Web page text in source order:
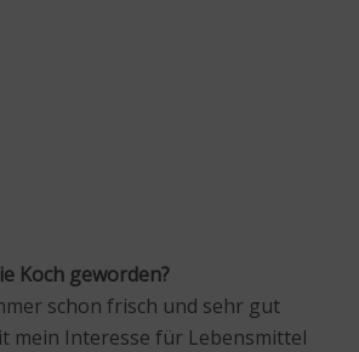
Koch geworden?
schon frisch und sehr gut
mein Interesse für Lebensmittel